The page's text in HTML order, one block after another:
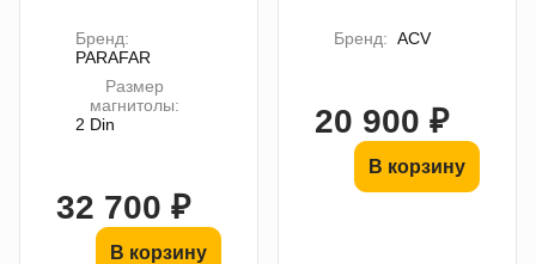
Бренд:
PARAFAR
Размер
магнитолы:
2 Din
32 700 ₽
В корзину
Бренд: ACV
20 900 ₽
В корзину